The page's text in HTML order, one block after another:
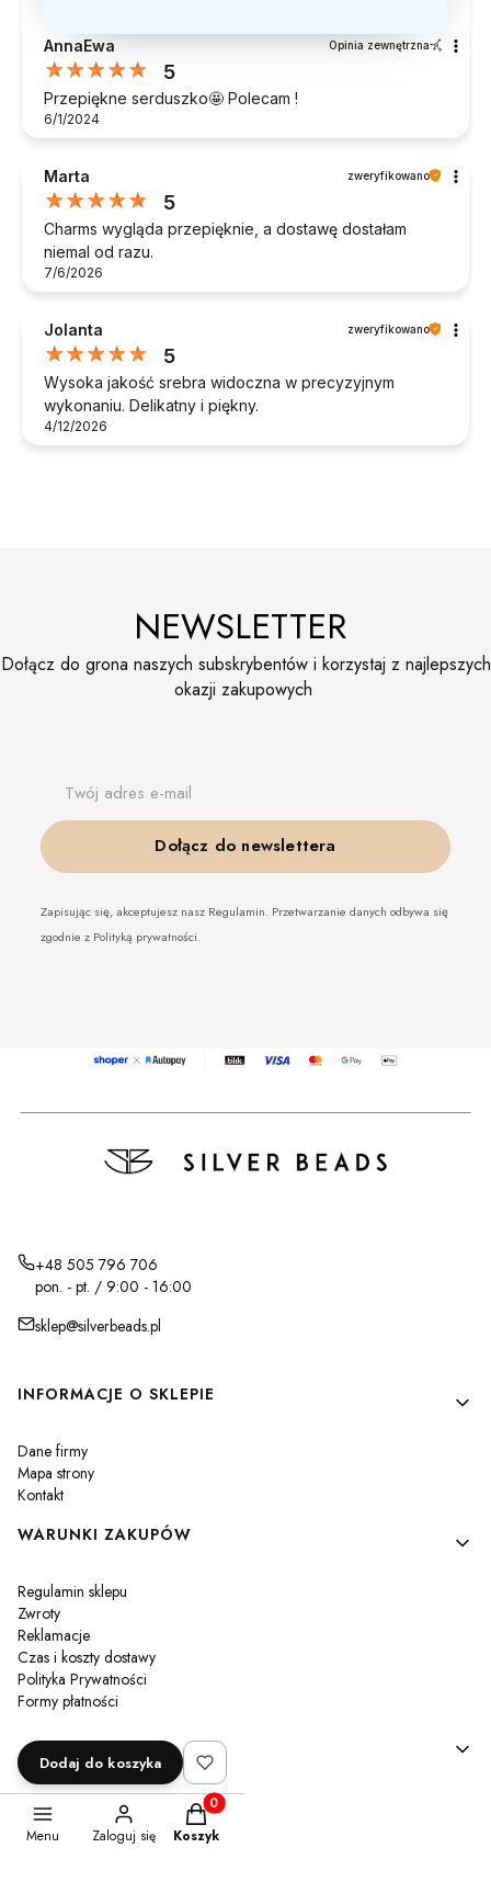
AnnaEwa Opinia zewnętrzna
5
Przepiękne serduszko🤩 Polecam !
6/1/2024
Marta zweryfikowano
5
Charms wygląda przepięknie, a dostawę dostałam
niemal od razu.
7/6/2026
Jolanta zweryfikowano
5
Wysoka jakość srebra widoczna w precyzyjnym
wykonaniu. Delikatny i piękny.
4/12/2026
NEWSLETTER
Dołącz do grona naszych subskrybentów i korzystaj z najlepszych
okazji zakupowych
Twój adres e-mail
Dołącz do newslettera
Zapisując się, akceptujesz nasz Regulamin. Przetwarzanie danych odbywa się
zgodnie z Polityką prywatności.
+48 505 796 706
pon. - pt. / 9:00 - 16:00
sklep@silverbeads.pl
Linki w stopce
INFORMACJE O SKLEPIE
Dane firmy
Mapa strony
Kontakt
WARUNKI ZAKUPÓW
Regulamin sklepu
Zwroty
Reklamacje
Czas i koszty dostawy
Polityka Prywatności
Formy płatności
MOJE KONTO
Twoje zamówienia
Ustawienia konta
Przechowalnia
Dodaj do koszyka
Menu Zaloguj się
Produkty w koszyku: 0. Zobacz szczegóły
Koszyk